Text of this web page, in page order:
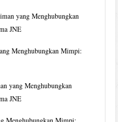
yang Menghubungkan
JNE
Menghubungkan Mimpi:
yang Menghubungkan
JNE